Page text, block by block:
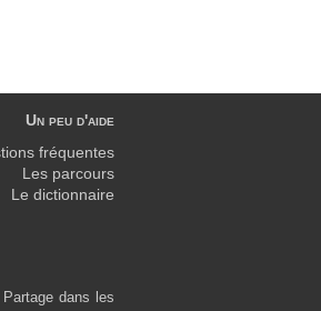
Un peu d'aide
fréquentes
Les parcours
Le dictionnaire
dans les